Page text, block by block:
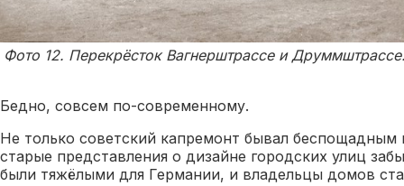
Фото 12. Перекрёсток Вагнерштрассе и
Бедно, совсем по-современному.
Не только советский капремонт бывал беспощадным
старые представления о дизайне городских улиц
были тяжёлыми для Германии, и владельцы домов